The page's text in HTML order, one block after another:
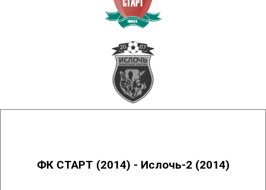
ФК СТАРТ (2014) - Ислочь-2 (2014)